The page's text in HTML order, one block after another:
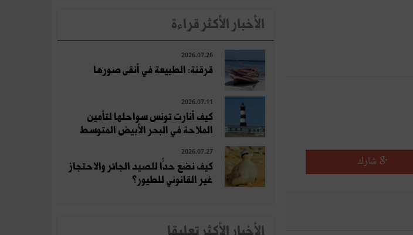
شارك
الأخبار الأكثر قراءة
2026.07.26
قرقنة: الطبيعة في أنقى صورها
2026.07.11
كيف أنارت تونس سواحلها لتأمين
الملاحة في البحر الأبيض المتوسط
2026.07.27
كيف نضع حدًّا للصيد الجائر والاحتجاز
غير القانوني للطيور؟
الأخبار الأكثر تعلِيقا